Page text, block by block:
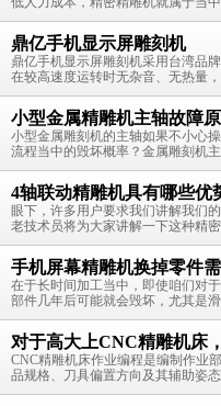
鼎亿手机显示屏雕刻机
鼎亿手机显示屏雕刻机采用台湾品
在较高速度运转时无杂音、无热量
小型金属精雕机主轴故障
小型金属雕刻机的主轴如果不小心
流程当中的毁坏概率？金属雕刻机
4轴联动精雕机具有哪些优
眼下，许多用户要求我们讲解我们
老技术员将为大家讲解一下这种精
手机屏幕精雕机换掉零件
在于长时间加工当中，即使咱们对
部件几年后可能就会毁坏，尤其是
对于高大上CNC精雕机床
CNC精雕机床作业编程是编制作业
品规格、刀具偏置方向及其辅助姿